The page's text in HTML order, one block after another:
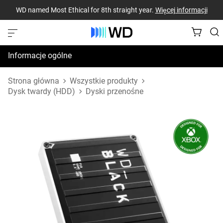
WD named Most Ethical for 8th straight year. Więcej informacji
Informacje ogólne
Dane techniczne
Strona główna
Wszystkie produkty
Dysk twardy (HDD)
Dyski przenośne